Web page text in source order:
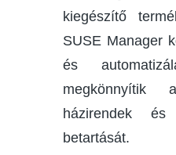
kiegészítő
SUSE Manager
és
megkönnyítik
házirendek
betartását.